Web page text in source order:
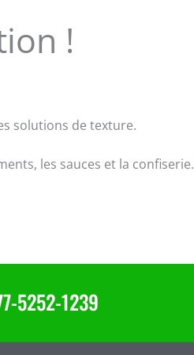
!
solutions de texture.
les sauces et la confiserie.
5252-1239